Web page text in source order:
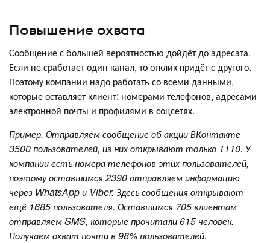
Повышение охвата
Сообщение с большей вероятностью дойдёт до адресата.
Если не сработает один канал, то отклик придёт с другого.
Поэтому компании надо работать со всеми данными,
которые оставляет клиент: номерами телефонов, адресами
электронной почты и профилями в соцсетях.
Пример. Отправляем сообщение об акции ВКонтакте
3500 пользователей, из них открывают только 1110. У
компании есть номера телефонов этих пользователей,
поэтому оставшимся 2390 отправляем информацию
через WhatsApp и Viber. Здесь сообщения открывают
ещё 1685 пользователя. Оставшимся 705 клиентам
отправляем SMS, которые прочитали 615 человек.
Получаем охват почти в 98% пользователей.